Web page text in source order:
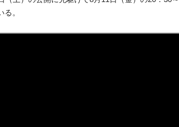
る。